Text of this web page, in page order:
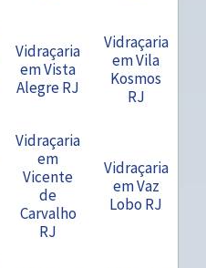
Vidraçaria
em Vista
Alegre RJ
Vidraçaria
em Vila
Kosmos
RJ
Vidraçaria
em
Vicente
de
Carvalho
RJ
Vidraçaria
em Vaz
Lobo RJ